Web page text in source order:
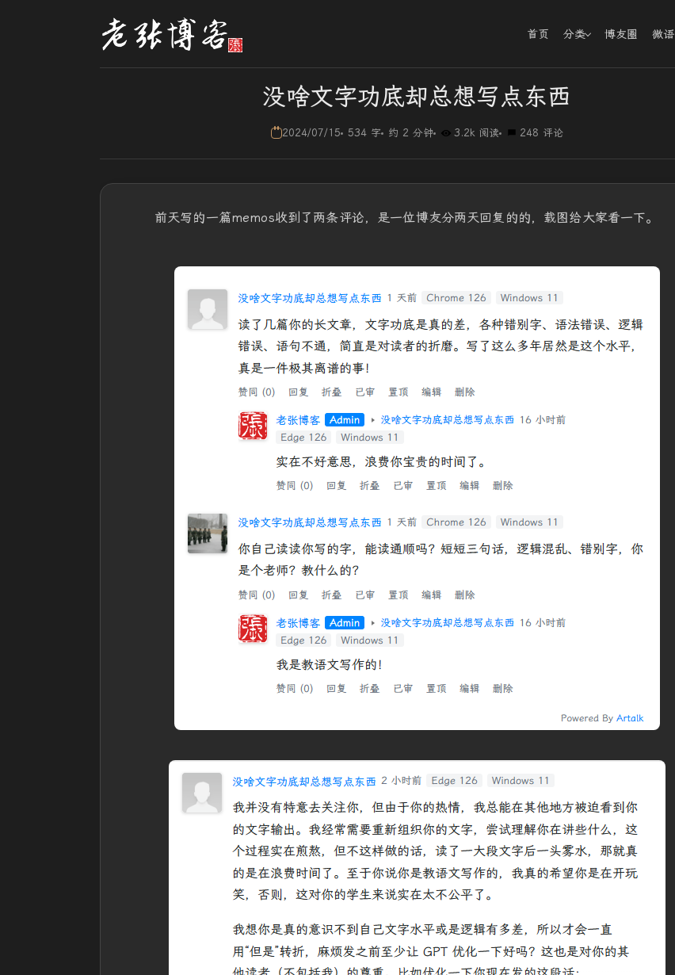
首页 分类 博友圈 微语
没啥文字功底却总想写点东西
2024/07/15 534 字 约 2 分钟 3.2k 阅读 248 评论
前天写的一篇memos收到了两条评论，是一位博友分两天回复的的，载图给大家看一下。